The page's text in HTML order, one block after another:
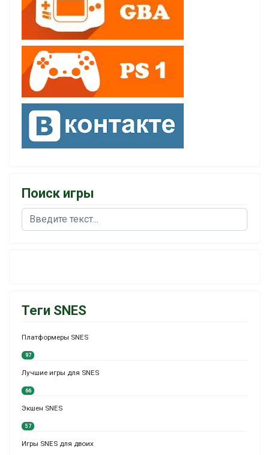
Поиск игры
Поиск
Теги SNES
Платформеры SNES
97
Лучшие игры для SNES
66
Экшен SNES
57
Игры SNES для двоих